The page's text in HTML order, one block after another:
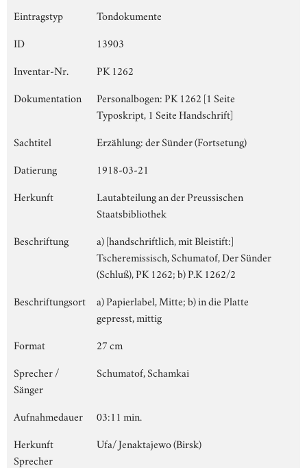
Eintragstyp
Tondokumente
ID
13903
Inventar-Nr.
PK 1262
Dokumentation
Personalbogen: PK 1262 [1 Seite
Typoskript, 1 Seite Handschrift]
Sachtitel
Erzählung: der Sünder (Fortsetung)
Datierung
1918-03-21
Herkunft
Lautabteilung an der Preussischen
Staatsbibliothek
Beschriftung
a) [handschriftlich, mit Bleistift:]
Tscheremissisch, Schumatof, Der Sünder
(Schluß), PK 1262; b) P.K 1262/2
Beschriftungsort
a) Papierlabel, Mitte; b) in die Platte
gepresst, mittig
Format
27 cm
Sprecher /
Sänger
Schumatof, Schamkai
Aufnahmedauer
03:11 min.
Herkunft
Sprecher
Ufa/ Jenaktajewo (Birsk)